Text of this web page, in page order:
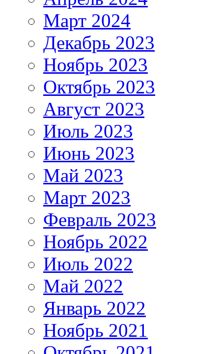
Март 2024
Декабрь 2023
Ноябрь 2023
Октябрь 2023
Август 2023
Июль 2023
Июнь 2023
Май 2023
Март 2023
Февраль 2023
Ноябрь 2022
Июль 2022
Май 2022
Январь 2022
Ноябрь 2021